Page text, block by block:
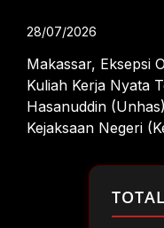
28/07/2026
Makassar, Eksepsi
Kuliah Kerja Nyata
Hasanuddin
Kejaksaan Negeri